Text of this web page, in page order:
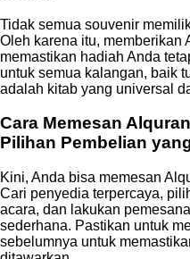
Tidak semua souvenir
Oleh karena itu, memberikan
memastikan hadiah Anda
untuk semua kalangan, baik
adalah kitab yang universal
Cara Memesan
Pilihan Pembelian
Kini, Anda bisa memesan
Cari penyedia terpercaya,
acara, dan lakukan
sederhana. Pastikan untuk
sebelumnya untuk